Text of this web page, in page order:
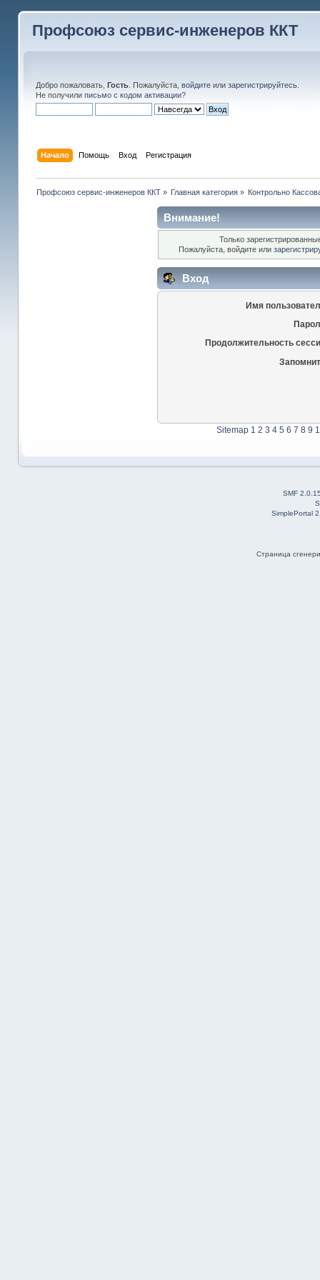
Профсоюз сервис-инженеров ККТ
Добро пожаловать, Гость. Пожалуйста, войдитеили зарегистрируйтесь.
Не получили письмо с кодом активации?
Начало Помощь Вход Регистрация
Профсоюз сервис-инженеров ККТ» Главная категория » Контрольно
Внимание!
Только
Пожалуйста, войдите или
Вход
Имя
Продолжительность
Sitemap 1 2 3 4 5 6 7 8 9
SMF
SimplePortal
Страница